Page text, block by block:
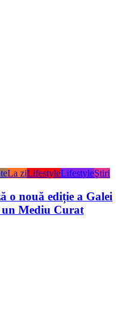
La ziLifestyleLifestyleŞtiri
o nouă ediție a Galei
Mediu Curat